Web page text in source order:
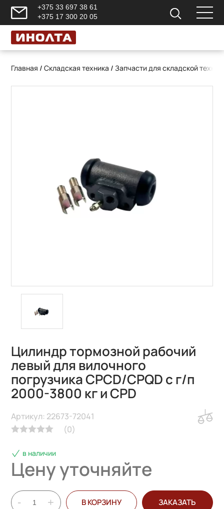
+375 33 697 38 61
+375 17 300 20 05
Главная /Складская техника /Запчасти для складской
Цилиндр тормозной рабочий
левый для вилочного
погрузчика CPCD/CPQD с г/п
2000-3800 кг и CPD
(0)
Артикул: 22673-72041
в наличии
Цену уточняйте
- + В КОРЗИНУ ЗАКАЗАТЬ